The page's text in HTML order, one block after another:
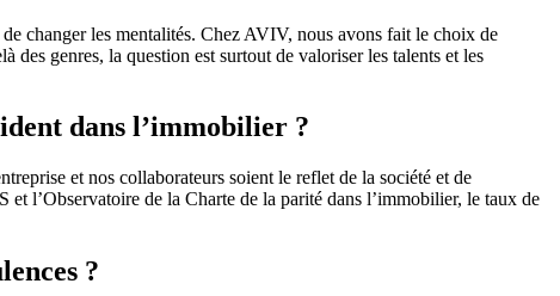
changer les mentalités. Chez AVIV, nous avons fait le choix de
genres, la question est surtout de valoriser les talents et les
dans l’immobilier ?
et nos collaborateurs soient le reflet de la société et de
l’Observatoire de la Charte de la parité dans l’immobilier, le taux de
?